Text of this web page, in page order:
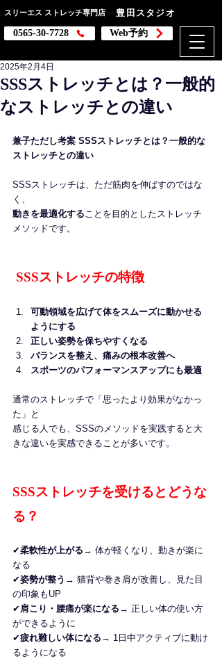
Web予約
スリーエス ストレッチ専門店
豊田スタジオ
0565-30-7728
SSSストレッチとは？一般的
なストレッチとの違い
2025年2月4日
兼子ただし考案 SSSストレッチとは？一般的な
ストレッチとの違い
SSSストレッチは、ただ筋肉を伸ばすのではな
く、
動きを最適化することを目的としたストレッチ
メソッドです。
SSSストレッチの特徴
可動領域を広げて体をスムーズに動かせる
ようにする
正しい姿勢を保ちやすくなる
バランスを整え、痛みの根本改善へ
スポーツのパフォーマンスアップにも最適
通常のストレッチで「思ったより効果がなかっ
た」と
感じる人でも、SSSのメソッドを実践すると大
きな違いを実感できることが多いです。
SSSストレッチを受けるとどうな
る？
✔柔軟性が上がる → 体が軽くなり、動きが楽に
なる
✔姿勢が整う → 猫背や巻き肩が改善し、見た目
の印象もUP
✔肩こり・腰痛が楽になる → 正しい体の使い方
ができるように
✔疲れ難しい体になる → 1日中アクティブに動け
るようになる